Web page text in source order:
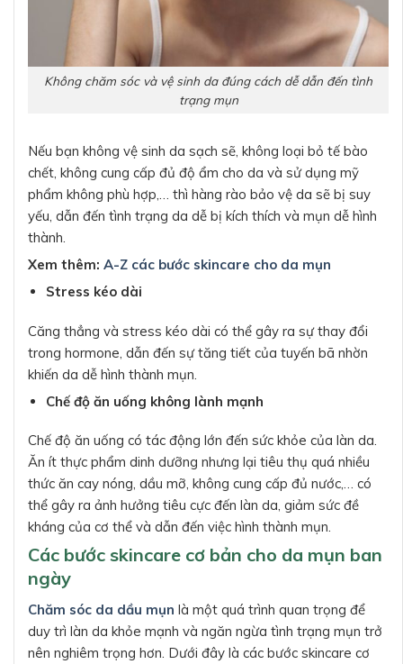
Không chăm sóc và vệ sinh da đúng cách dễ dẫn đến tình
trạng mụn
Nếu bạn không vệ sinh da sạch sẽ, không loại bỏ tế bào
chết, không cung cấp đủ độ ẩm cho da và sử dụng mỹ
phẩm không phù hợp,… thì hàng rào bảo vệ da sẽ bị suy
yếu, dẫn đến tình trạng da dễ bị kích thích và mụn dễ hình
thành.
Xem thêm: A-Z các bước skincare cho da mụn
Stress kéo dài
Căng thẳng và stress kéo dài có thể gây ra sự thay đổi
trong hormone, dẫn đến sự tăng tiết của tuyến bã nhờn
khiến da dễ hình thành mụn.
Chế độ ăn uống không lành mạnh
Chế độ ăn uống có tác động lớn đến sức khỏe của làn da.
Ăn ít thực phẩm dinh dưỡng nhưng lại tiêu thụ quá nhiều
thức ăn cay nóng, dầu mỡ, không cung cấp đủ nước,… có
thể gây ra ảnh hưởng tiêu cực đến làn da, giảm sức đề
kháng của cơ thể và dẫn đến việc hình thành mụn.
Các bước skincare cơ bản cho da mụn ban
ngày
Chăm sóc da dầu mụn là một quá trình quan trọng để
duy trì làn da khỏe mạnh và ngăn ngừa tình trạng mụn trở
nên nghiêm trọng hơn. Dưới đây là các bước skincare cơ